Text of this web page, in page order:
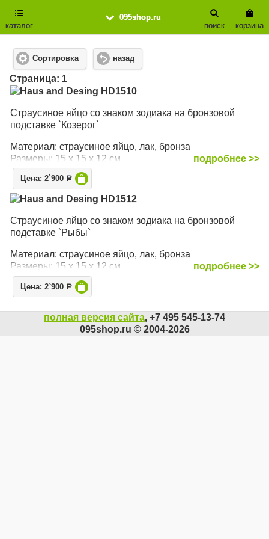
095shop.ru
каталог
корзина
поиск
Сортировка назад
Cтраница: 1
Haus and Desing HD1510
Страусиное яйцо со знаком зодиака на бронзовой
подставке `Козерог`
Материал: cтраусиное яйцо, лак, бронза
Размеры: 15 х 15 х 12 см
подробнее >>
Цена: 2`900 Р
Haus and Desing HD1512
Страусиное яйцо со знаком зодиака на бронзовой
подставке `Рыбы`
Материал: cтраусиное яйцо, лак, бронза
Размеры: 15 х 15 х 12 см
подробнее >>
Цена: 2`900 Р
полная версия сайта, +7 495 545-13-74
095shop.ru © 2004-2026